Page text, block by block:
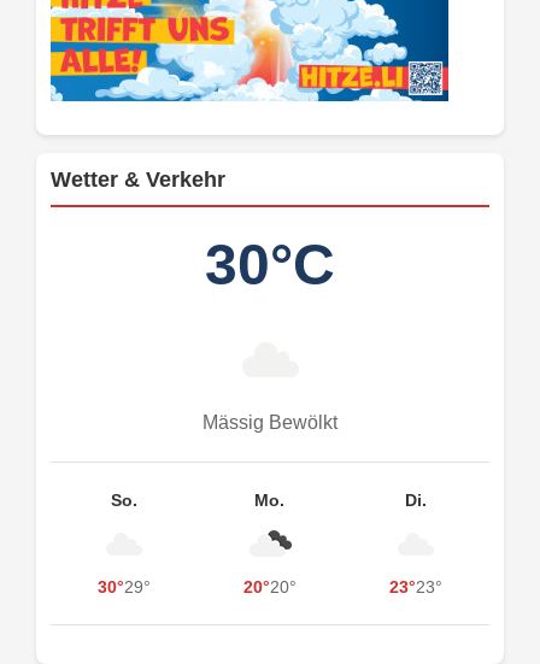
Wetter & Verkehr
30°C
Mässig Bewölkt
So.
30°29°
Mo.
20°20°
Di.
23°23°